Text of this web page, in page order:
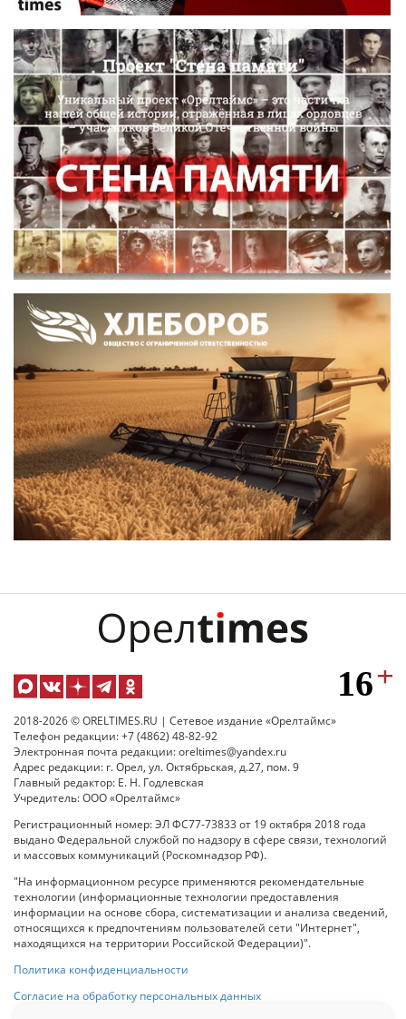
2018-2026 © ORELTIMES.RU | Сетевое издание «Орелтаймс»
Телефон редакции: +7 (4862) 48-82-92
Электронная почта редакции: oreltimes@yandex.ru
Адрес редакции: г. Орел, ул. Октябрьская, д.27, пом. 9
Главный редактор: Е. Н. Годлевская
Учредитель: ООО «Орелтаймс»
Регистрационный номер: ЭЛ ФС77-73833 от 19 октября 2018 года
выдано Федеральной службой по надзору в сфере связи, технологий
и массовых коммуникаций (Роскомнадзор РФ).
"На информационном ресурсе применяются рекомендательные
технологии (информационные технологии предоставления
информации на основе сбора, систематизации и анализа сведений,
относящихся к предпочтениям пользователей сети "Интернет",
находящихся на территории Российской Федерации)".
Политика конфиденциальности
Согласие на обработку персональных данных